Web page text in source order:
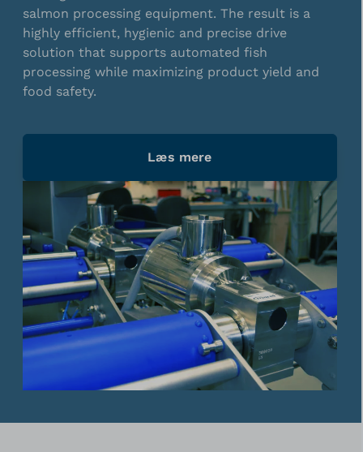
salmon processing equipment. The result is a
highly efficient, hygienic and precise drive
solution that supports automated fish
processing while maximizing product yield and
food safety.
Læs mere